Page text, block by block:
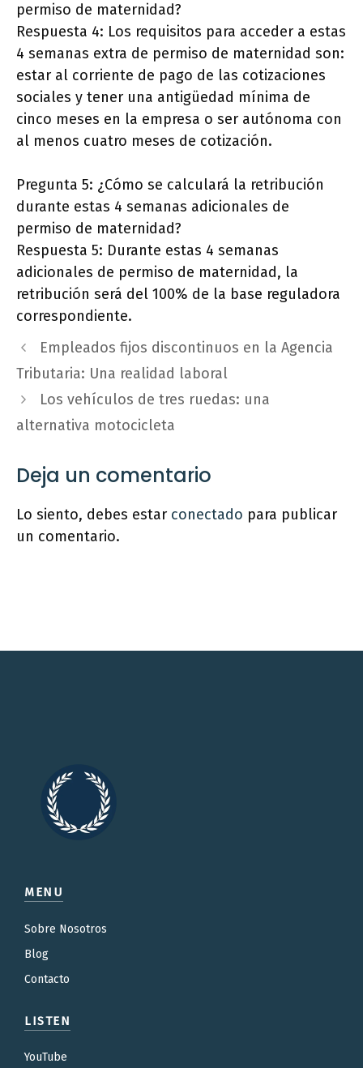
permiso de maternidad?
Respuesta 4: Los requisitos para acceder a estas
4 semanas extra de permiso de maternidad son:
estar al corriente de pago de las cotizaciones
sociales y tener una antigüedad mínima de
cinco meses en la empresa o ser autónoma con
al menos cuatro meses de cotización.
Pregunta 5: ¿Cómo se calculará la retribución
durante estas 4 semanas adicionales de
permiso de maternidad?
Respuesta 5: Durante estas 4 semanas
adicionales de permiso de maternidad, la
retribución será del 100% de la base reguladora
correspondiente.
Empleados fijos discontinuos en la Agencia
Tributaria: Una realidad laboral
Los vehículos de tres ruedas: una
alternativa motocicleta
Deja un comentario
Lo siento, debes estar conectado para publicar
un comentario.
MENU
Sobre Nosotros
Blog
Contacto
LISTEN
YouTube